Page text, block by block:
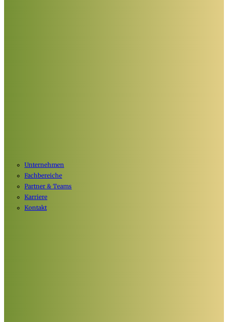
Unternehmen
Fachbereiche
Partner & Teams
Karriere
Kontakt